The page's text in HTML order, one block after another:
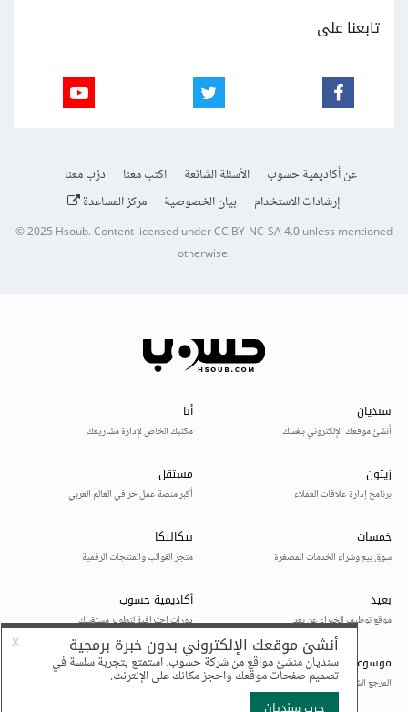
تابعنا على
عن أكاديمية حسوب الأسئلة الشائعة اكتب معنا
درّب معنا
إرشادات الاستخدام
بيان الخصوصية مركز المساعدة
© 2025Hsoub.Content licensed underCC BY-NC-SA 4.0unless mentioned
otherwise.